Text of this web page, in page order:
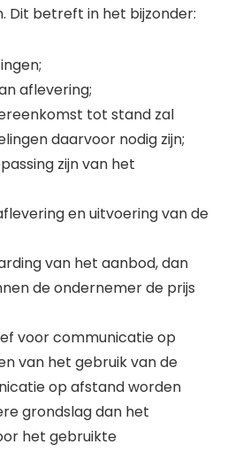
Dit betreft in het bijzonder:
aflevering;
tot stand zal
daarvoor nodig zijn;
zijn van het
en uitvoering van de
van het aanbod, dan
de ondernemer de prijs
voor communicatie op
van het gebruik van de
op afstand worden
grondslag dan het
het gebruikte